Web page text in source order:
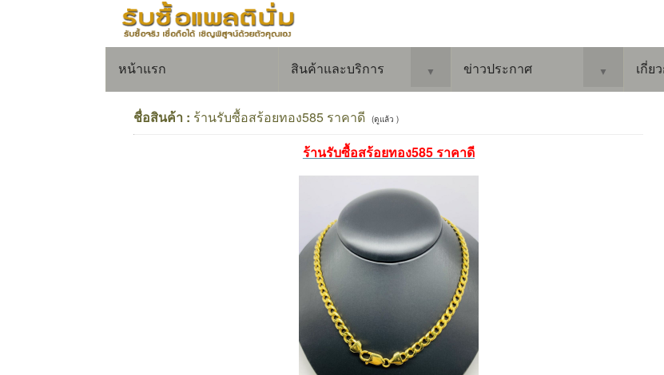
หน้าแรก สินค้าและบริการ ▼ ข่าวประกาศ ▼ เกี่ย
ชื่อสินค้า : ร้านรับซื้อสร้อยทอง585 ราคาดี (ดูแล้ว )
ร้านรับซื้อสร้อยทอง585 ราคาดี